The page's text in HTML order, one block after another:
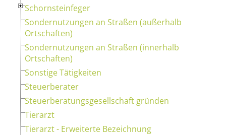
Schornsteinfeger
Sondernutzungen an Straßen (außerhalb
Ortschaften)
Sondernutzungen an Straßen (innerhalb
Ortschaften)
Sonstige Tätigkeiten
Steuerberater
Steuerberatungsgesellschaft gründen
Tierarzt
Tierarzt - Erweiterte Bezeichnung